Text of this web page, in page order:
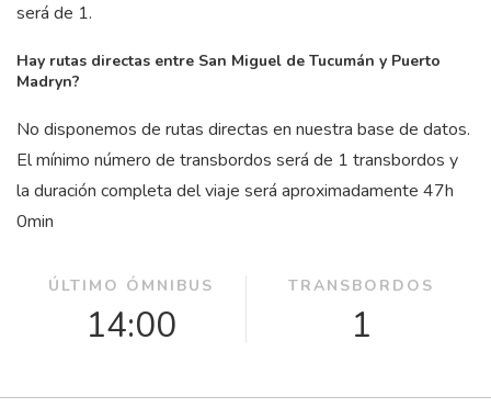
será de 1.
Hay rutas directas entre San Miguel de Tucumán y Puerto
Madryn?
No disponemos de rutas directas en nuestra base de datos.
El mínimo número de transbordos será de 1 transbordos y
la duración completa del viaje será aproximadamente 47h
0min
ÚLTIMO ÓMNIBUS
14:00
TRANSBORDOS
1